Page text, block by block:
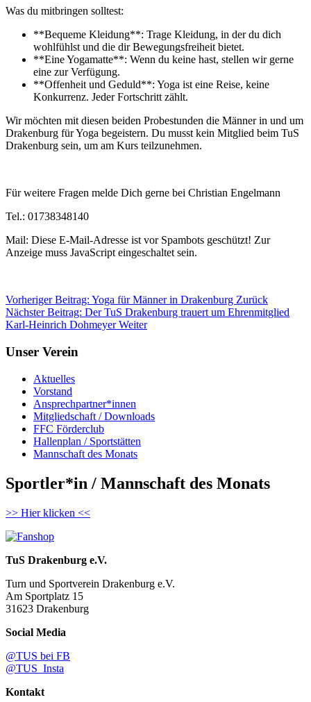
Was du mitbringen solltest:
**Bequeme Kleidung**: Trage Kleidung, in der du dich
wohlfühlst und die dir Bewegungsfreiheit bietet.
**Eine Yogamatte**: Wenn du keine hast, stellen wir gerne
eine zur Verfügung.
**Offenheit und Geduld**: Yoga ist eine Reise, keine
Konkurrenz. Jeder Fortschritt zählt.
Wir möchten mit diesen beiden Probestunden die Männer in und um
Drakenburg für Yoga begeistern. Du musst kein Mitglied beim TuS
Drakenburg sein, um am Kurs teilzunehmen.
Für weitere Fragen melde Dich gerne bei Christian Engelmann
Tel.: 01738348140
Mail: Diese E-Mail-Adresse ist vor Spambots geschützt! Zur
Anzeige muss JavaScript eingeschaltet sein.
Vorheriger Beitrag: Yoga für Männer in Drakenburg Zurück
Nächster Beitrag: Der TuS Drakenburg trauert um Ehrenmitglied
Karl-Heinrich DohmeyerWeiter
Unser Verein
Aktuelles
Vorstand
Ansprechpartner*innen
Mitgliedschaft / Downloads
FFC Förderclub
Hallenplan / Sportstätten
Mannschaft des Monats
Sportler*in / Mannschaft des Monats
>> Hier klicken <<
TuS Drakenburg e.V.
Turn und Sportverein Drakenburg e.V.
Am Sportplatz 15
31623 Drakenburg
Social Media
@TUS bei FB
@TUS_Insta
Kontakt